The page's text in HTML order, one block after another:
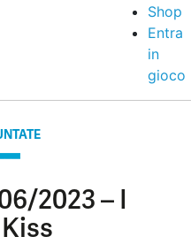
Shop
Entra
in
gioco
2023 – I